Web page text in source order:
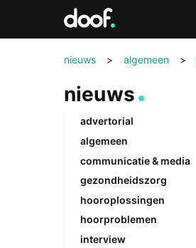
nieuws > algemeen >
nieuws
advertorial
algemeen
communicatie & media
gezondheidszorg
hooroplossingen
hoorproblemen
interview
Doof.nl